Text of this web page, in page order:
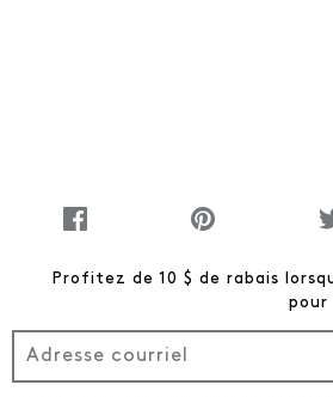
Profitez de 10 $ de rabais
pour